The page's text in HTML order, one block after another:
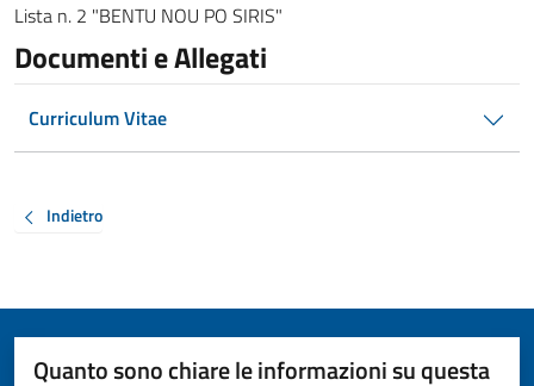
Lista n. 2 "BENTU NOU PO SIRIS"
Documenti e Allegati
Curriculum Vitae
Indietro
Quanto sono chiare le informazioni su questa